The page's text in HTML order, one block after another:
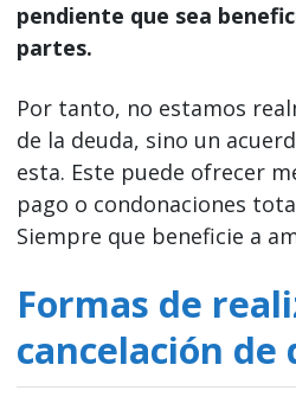
pendiente que sea
partes.
Por tanto, no estamos
de la deuda, sino un
esta. Este puede ofrecer
pago o condonaciones
Siempre que beneficie a
Formas de
cancelación de